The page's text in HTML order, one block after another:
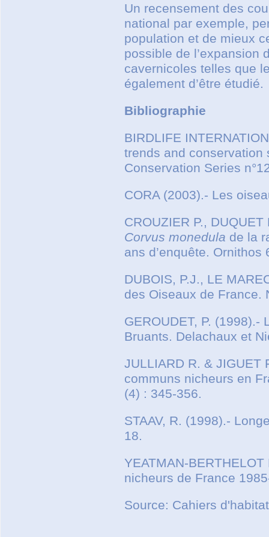
Un recensement des
national par exemple,
population et de mieux
possible de l’expansion
cavernicoles telles que
également d’être étudié.
Bibliographie
BIRDLIFE
trends and conservation
Conservation Series
CORA (2003).- Les
CROUZIER P.,
Corvus monedula de la
ans d’enquête. Ornithos
DUBOIS, P.J., LE
des Oiseaux de France.
GEROUDET, P. (1998).-
Bruants. Delachaux et
JULLIARD R. & JIGUET
communs nicheurs en
(4) : 345-356.
STAAV, R. (1998).-
18.
YEATMAN-
nicheurs de France
Source: Cahiers